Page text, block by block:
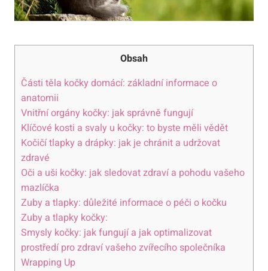
Obsah
Části těla kočky domácí: základní informace o
anatomii
Vnitřní orgány kočky: jak správně fungují
Klíčové kosti a svaly u kočky: to byste měli vědět
Kočičí tlapky a drápky: jak je chránit a udržovat
zdravé
Oči a uši kočky: jak sledovat zdraví a pohodu vašeho
mazlíčka
Zuby a tlapky: důležité informace o péči o kočku
Zuby a tlapky kočky:
Smysly kočky: jak fungují a jak optimalizovat
prostředí pro zdraví vašeho zvířecího společníka
Wrapping Up